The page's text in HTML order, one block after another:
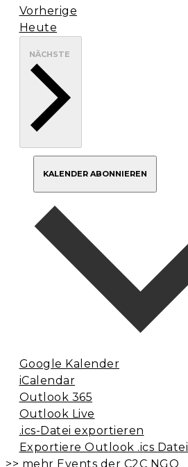
Vorherige
Heute
NÄCHSTE
KALENDER ABONNIEREN
Google Kalender
iCalendar
Outlook 365
Outlook Live
.ics-Datei exportieren
Exportiere Outlook .ics Datei
>> mehr Events der C2C NGO